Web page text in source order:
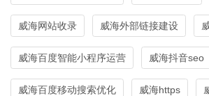
威海网站收录 威海外部链接建设
威海百度智能小程序运营 威海抖音seo
威海百度移动搜索优化 威海https